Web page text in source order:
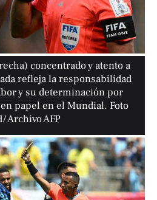
concentrado y atento a
refleja la responsabilidad
y su determinación por
papel en el Mundial. Foto
Archivo AFP